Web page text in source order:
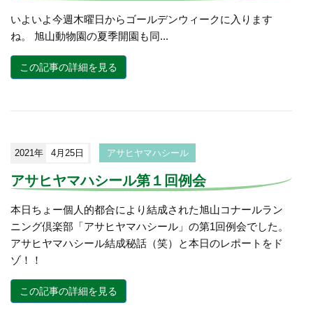
いよいよ今週木曜日からゴールデンウィークに入ります
ね。 旭山動物園の夏季開園も同...
この記事の詳細を見る
2021年 4月25日 アサヒヤマハシール
アサヒヤマハシール第１回例会
本日ちょー個人的都合により結成された旭山コナールラン
ニング倶楽部「アサヒヤマハシール」の第1回例会でした。
アサヒヤマハシール結成秘話（笑）と本日のレポートをド
ゾ！！
この記事の詳細を見る